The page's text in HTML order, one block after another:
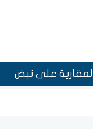
العقارية على نبض